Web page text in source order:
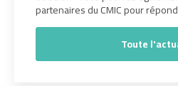
partenaires du CMIC pour
Toute